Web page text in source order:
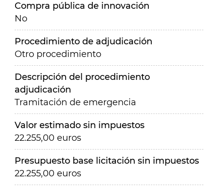
Compra pública de innovación
No
Procedimiento de adjudicación
Otro procedimiento
Descripción del procedimiento
adjudicación
Tramitación de emergencia
Valor estimado sin impuestos
22.255,00 euros
Presupuesto base licitación sin impuestos
22.255,00 euros